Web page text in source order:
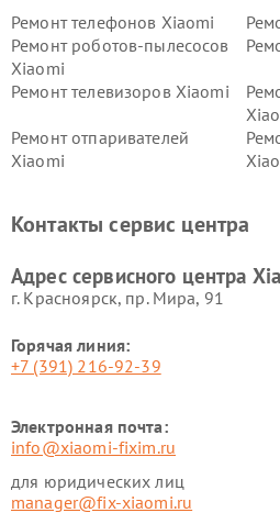
Ремонт телефонов Xiaomi
Ремонт роботов-пылесосов
Xiaomi
Ремонт телевизоров Xiaomi
Ремонт отпаривателей
Xiaomi
Ремонт стиральных машин
Контакты сервис центра
Адрес сервисного центра
г. Красноярск, ​пр. Мира, 91
Горячая линия:
+7 (391) 216-92-39
Электронная почта:
info@xiaomi-fixim.ru
для юридических лиц
manager@fix-xiaomi.ru